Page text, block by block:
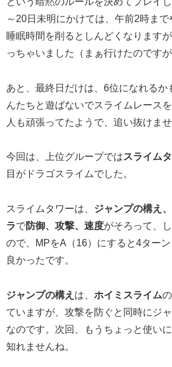
～20日未明にかけては、午前2時まで
睡眠時間を削るとしんどくなります
っちゃいました（まぁ行けたのですが
あと、最終日だけは、6位になれるか
んたちと遊ばないでスライムレース
人も頑張ってたようで、追い抜けませ
今回は、上位グループではスライム
目がドラゴスライムでした。
スライムタワーは、 ジャンプの構え
ラで防御、攻撃、速度がそろって、
ので、MPをA（16）にすると4ター
良かったです。
ジャンプの構え は、 ホイミスライムの
ていますが、攻撃を防ぐと同時にジ
なのです。次回、もうちょっと使い
知れませんね。